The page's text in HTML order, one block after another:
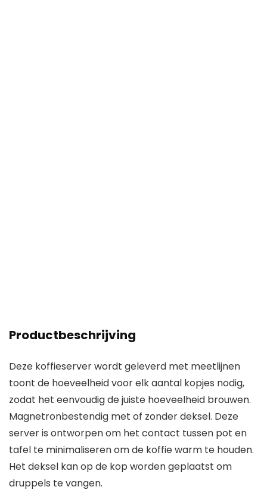
Productbeschrijving
Deze koffieserver wordt geleverd met meetlijnen
toont de hoeveelheid voor elk aantal kopjes nodig,
zodat het eenvoudig de juiste hoeveelheid brouwen.
Magnetronbestendig met of zonder deksel. Deze
server is ontworpen om het contact tussen pot en
tafel te minimaliseren om de koffie warm te houden.
Het deksel kan op de kop worden geplaatst om
druppels te vangen.